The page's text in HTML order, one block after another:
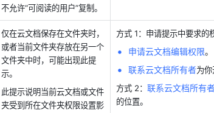
不允许“可阅读的用户”复制。
仅在云文档保存在文件夹时，
或者当前文件夹存放在另一个
文件夹中时，可能出现此提
示。
此提示说明当前云文档或文件
夹受到所在文件夹权限设置影
方式 1：申请提示中要求的
申请云文档编辑权限。
联系云文档所有者为你
方式 2： 联系云文档所有
的位置。